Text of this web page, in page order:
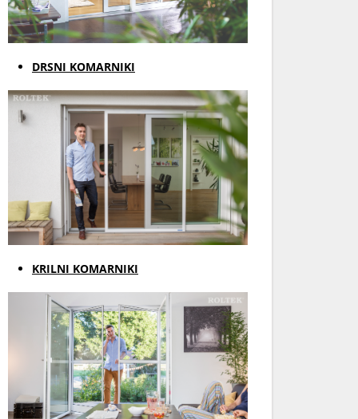
DRSNI KOMARNIKI
KRILNI KOMARNIKI